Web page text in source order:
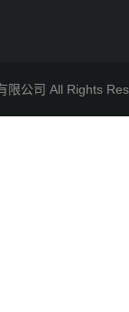
有限公司 All Rights